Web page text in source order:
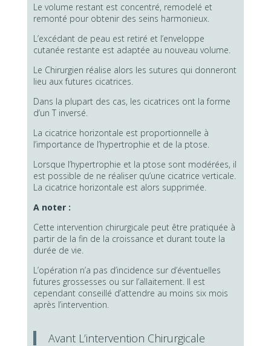
Le volume restant est concentré, remodelé et
remonté pour obtenir des seins harmonieux.
L’excédant de peau est retiré et l’enveloppe
cutanée restante est adaptée au nouveau volume.
Le Chirurgien réalise alors les sutures qui donneront
lieu aux futures cicatrices.
Dans la plupart des cas, les cicatrices ont la forme
d’un T inversé.
La cicatrice horizontale est proportionnelle à
l’importance de l’hypertrophie et de la ptose.
Lorsque l’hypertrophie et la ptose sont modérées, il
est possible de ne réaliser qu’une cicatrice verticale.
La cicatrice horizontale est alors supprimée.
A noter :
Cette intervention chirurgicale peut être pratiquée à
partir de la fin de la croissance et durant toute la
durée de vie.
L’opération n’a pas d’incidence sur d’éventuelles
futures grossesses ou sur l’allaitement. Il est
cependant conseillé d’attendre au moins six mois
après l’intervention.
Avant L’intervention Chirurgicale